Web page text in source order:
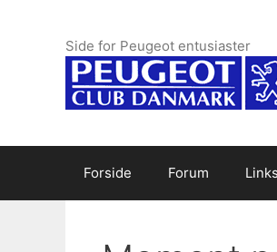
Side for Peugeot entusiaster
Forside Forum Links